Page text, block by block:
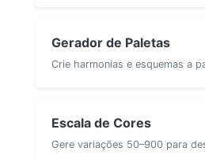
Gerador de Paletas
Crie harmonias e esquemas a
Escala de Cores
Gere variações 50–900 para